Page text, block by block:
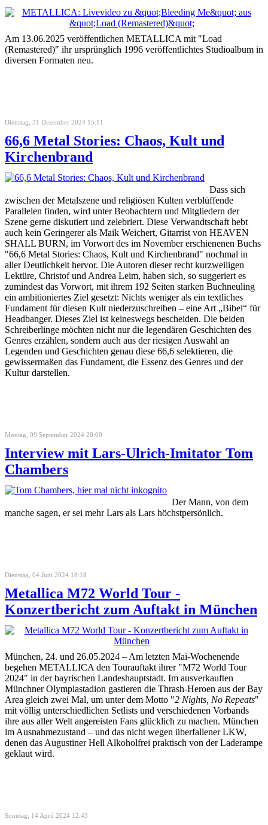
Am 13.06.2025 veröffentlichen METALLICA mit "Load
(Remastered)" ihr ursprünglich 1996 veröffentlichtes Studioalbum in
diversen Formaten neu.
Dienstag, 31 Dezember 2024 15:11
66,6 Metal Stories: Chaos, Kult und
Kirchenbrand
Dass sich
zwischen der Metalszene und religiösen Kulten verblüffende
Parallelen finden, wird unter Beobachtern und Mitgliedern der
Szene gerne diskutiert und zelebriert. Diese Verwandtschaft hebt
auch kein Geringerer als Maik Weichert, Gitarrist von HEAVEN
SHALL BURN, im Vorwort des im November erschienenen Buchs
"66,6 Metal Stories: Chaos, Kult und Kirchenbrand" nochmal in
aller Deutlichkeit hervor. Die Autoren dieser recht kurzweiligen
Lektüre, Christof und Andrea Leim, haben sich, so suggeriert es
zumindest das Vorwort, mit ihrem 192 Seiten starken Buchneuling
ein ambitioniertes Ziel gesetzt: Nichts weniger als ein textliches
Fundament für diesen Kult niederzuschreiben – eine Art „Bibel“ für
Headbanger. Dieses Ziel ist keineswegs bescheiden. Die beiden
Schreiberlinge möchten nicht nur die legendären Geschichten des
Genres erzählen, sondern auch aus der riesigen Auswahl an
Legenden und Geschichten genau diese 66,6 selektieren, die
gewissermaßen das Fundament, die Essenz des Genres und der
Kultur darstellen.
Montag, 09 September 2024 20:00
Interview mit Lars-Ulrich-Imitator Tom
Chambers
Der Mann, von dem
manche sagen, er sei mehr Lars als Lars höchstpersönlich.
Dienstag, 04 Juni 2024 18:18
Metallica M72 World Tour -
Konzertbericht zum Auftakt in München
München, 24. und 26.05.2024 – Am letzten Mai-Wochenende
begehen METALLICA den Tourauftakt ihrer "M72 World Tour
2024" in der bayrischen Landeshauptstadt. Im ausverkauften
Münchner Olympiastadion gastieren die Thrash-Heroen aus der Bay
Area gleich zwei Mal, um unter dem Motto "2 Nights, No Repeats"
mit völlig unterschiedlichen Setlists und verschiedenen Vorbands
ihre aus aller Welt angereisten Fans glücklich zu machen. München
im Ausnahmezustand – und das nicht wegen überfallener LKW,
denen das Augustiner Hell Alkoholfrei praktisch von der Laderampe
geklaut wird.
Sonntag, 14 April 2024 12:43